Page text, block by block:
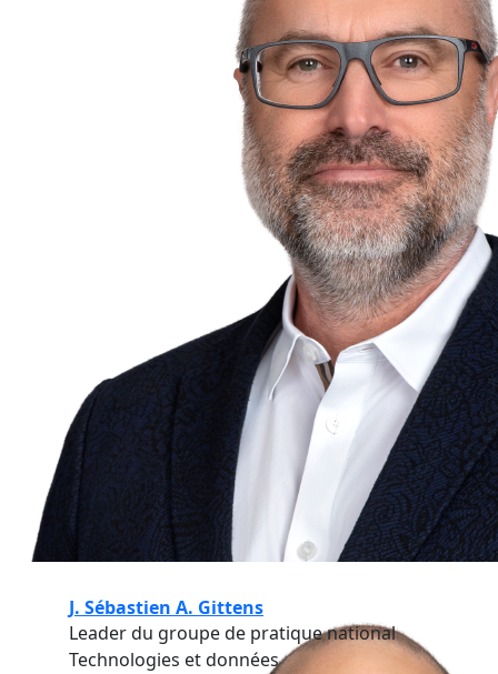
J. Sébastien A. Gittens
Leader du groupe de pratique national
Technologies et données